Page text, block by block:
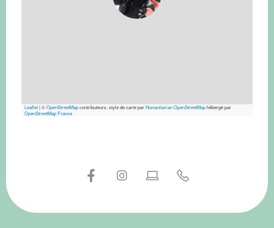
Leaflet|©OpenStreetMapcontributeurs, style de carte parHumanitarian OpenStreetMaphébergé par
OpenStreetMap France